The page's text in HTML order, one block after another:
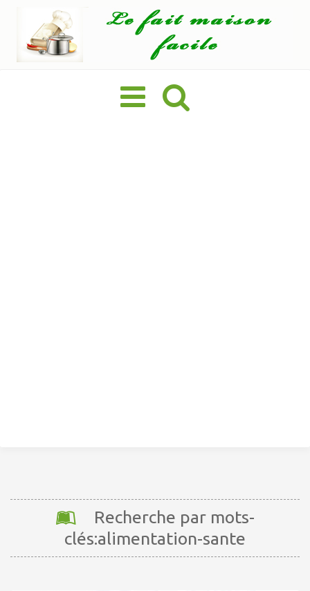
Basculer
la
navigation
Recherche par mots-
clés:alimentation-sante